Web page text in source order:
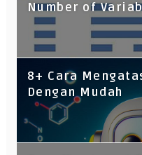
Number of
8+ Cara
Dengan Mudah